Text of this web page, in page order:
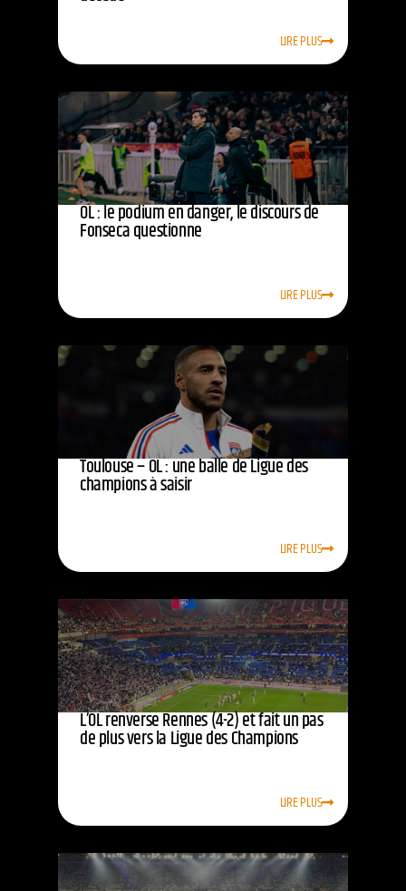
LIRE PLUS
OL : le podium en danger, le discours de
Fonseca questionne
LIRE PLUS
Toulouse – OL : une balle de Ligue des
champions à saisir
LIRE PLUS
L’OL renverse Rennes (4-2) et fait un pas
de plus vers la Ligue des Champions
LIRE PLUS